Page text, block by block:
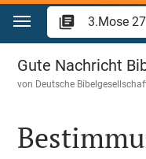
Zum Inhalt springen
3.Mose 27
Gute Nachricht
von Deutsche